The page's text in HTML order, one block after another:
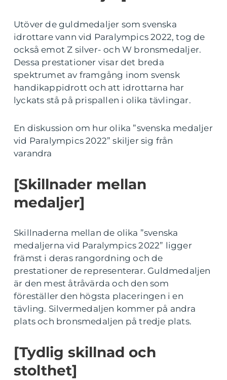
Utöver de guldmedaljer som svenska
idrottare vann vid Paralympics 2022, tog de
också emot Z silver- och W bronsmedaljer.
Dessa prestationer visar det breda
spektrumet av framgång inom svensk
handikappidrott och att idrottarna har
lyckats stå på prispallen i olika tävlingar.
En diskussion om hur olika ”svenska medaljer
vid Paralympics 2022” skiljer sig från
varandra
[Skillnader mellan
medaljer]
Skillnaderna mellan de olika ”svenska
medaljerna vid Paralympics 2022” ligger
främst i deras rangordning och de
prestationer de representerar. Guldmedaljen
är den mest åtråvärda och den som
föreställer den högsta placeringen i en
tävling. Silvermedaljen kommer på andra
plats och bronsmedaljen på tredje plats.
[Tydlig skillnad och
stolthet]